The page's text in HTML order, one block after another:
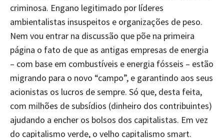
criminosa. Engano legitimado por líderes
ambientalistas insuspeitos e organizações de peso.
Nem vou entrar na discussão que põe na primeira
página o fato de que as antigas empresas de energia
– com base em combustíveis e energia fósseis – estão
migrando para o novo “campo”, e garantindo aos seus
acionistas os lucros de sempre. Só que, desta feita,
com milhões de subsídios (dinheiro dos contribuintes)
ajudando a encher os bolsos dos capitalistas. Em vez
do capitalismo verde, o velho capitalismo smart.